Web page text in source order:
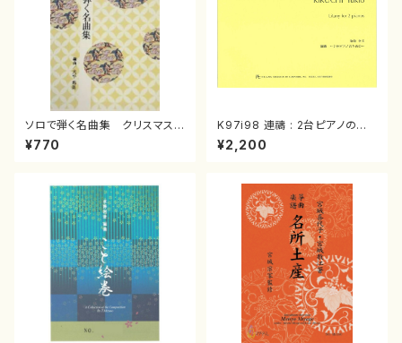
ソロで弾く名曲集 クリスマス・
イブ／恋人がサンタクロース(
箏独奏 /大平光美 編曲/楽
¥770
K97i98 連禱 : 2台ピアノのた
めの（2 Pianos / 菊池 幸夫 /
楽譜）
¥2,200